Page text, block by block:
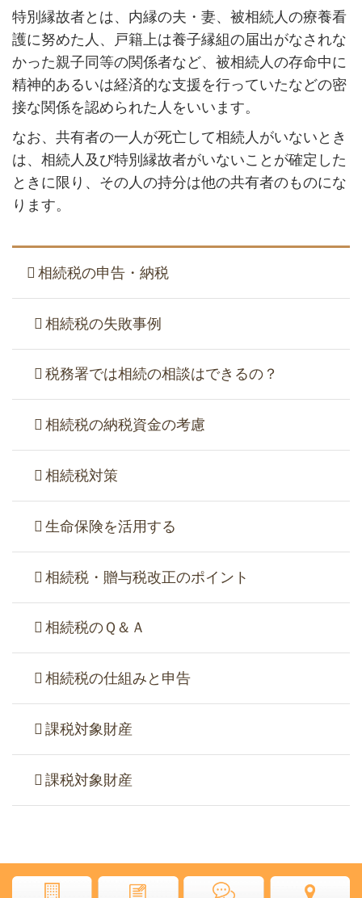
特別縁故者とは、内縁の夫・妻、被相続人の療養看
護に努めた人、戸籍上は養子縁組の届出がなされな
かった親子同等の関係者など、被相続人の存命中に
精神的あるいは経済的な支援を行っていたなどの密
接な関係を認められた人をいいます。
なお、共有者の一人が死亡して相続人がいないとき
は、相続人及び特別縁故者がいないことが確定した
ときに限り、その人の持分は他の共有者のものにな
ります。
相続税の申告・納税
相続税の失敗事例
税務署では相続の相談はできるの？
相続税の納税資金の考慮
相続税対策
生命保険を活用する
相続税・贈与税改正のポイント
相続税のＱ＆Ａ
相続税の仕組みと申告
課税対象財産
課税対象財産